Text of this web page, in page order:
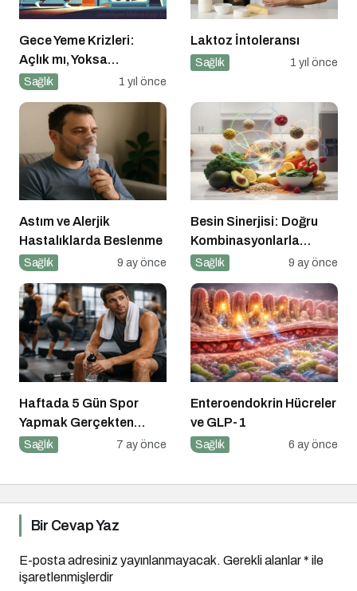
Gece Yeme Krizleri:
Açlık mı, Yoksa
Duygusal İhtiyaçlar mı?
Sağlık 1 yıl önce
Laktoz İntoleransı
Sağlık 1 yıl önce
Astım ve Alerjik
Hastalıklarda Beslenme
Sağlık 9 ay önce
Besin Sinerjisi: Doğru
Kombinasyonlarla
Besinlerin Gücünü Artırın
Sağlık 9 ay önce
Haftada 5 Gün Spor
Yapmak Gerçekten
Sağlıklı mı?
Sağlık 7 ay önce
Enteroendokrin Hücreler
ve GLP-1
Sağlık 6 ay önce
Bir Cevap Yaz
E-posta adresiniz yayınlanmayacak. Gerekli alanlar* ile
işaretlenmişlerdir